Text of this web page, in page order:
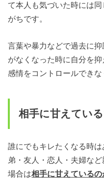
て本人も気づいた時には
がちです。
言葉や暴力などで過去に
がなくなった時に自分を
感情をコントロールできな
相手に甘えてい
誰にでもキレたくなる時
弟・友人・恋人・夫婦な
場合は相手に甘えているの